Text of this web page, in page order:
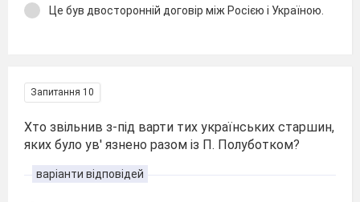
Це був двосторонній договір між Росією і Україною.
Запитання 10
Хто звільнив з-під варти тих українських старшин,
яких було ув′ язнено разом із П. Полуботком?
варіанти відповідей